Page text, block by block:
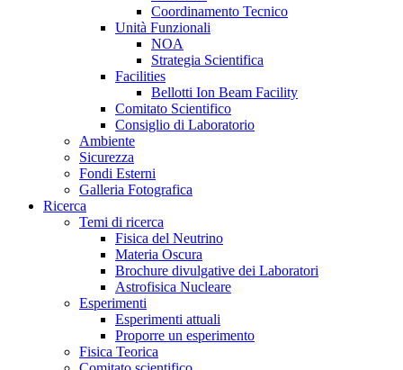
Coordinamento Tecnico
Unità Funzionali
NOA
Strategia Scientifica
Facilities
Bellotti Ion Beam Facility
Comitato Scientifico
Consiglio di Laboratorio
Ambiente
Sicurezza
Fondi Esterni
Galleria Fotografica
Ricerca
Temi di ricerca
Fisica del Neutrino
Materia Oscura
Brochure divulgative dei Laboratori
Astrofisica Nucleare
Esperimenti
Esperimenti attuali
Proporre un esperimento
Fisica Teorica